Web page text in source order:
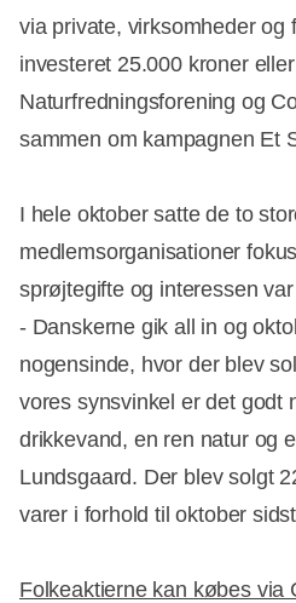
via private, virksomheder og
investeret 25.000 kroner
Naturfredningsforening og
sammen om kampagnen Et
I hele oktober satte de to
medlemsorganisationer
sprøjtegifte og interessen
- Danskerne gik all in og
nogensinde, hvor der blev
vores synsvinkel er det godt
drikkevand, en ren natur og
Lundsgaard. Der blev solgt
varer i forhold til oktober
Folkeaktierne kan købes via